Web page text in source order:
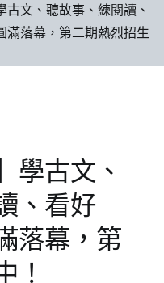
文、聽故事、練閱讀、
滿落幕，第二期熱烈招生
學古文、
、看好
落幕，第
！